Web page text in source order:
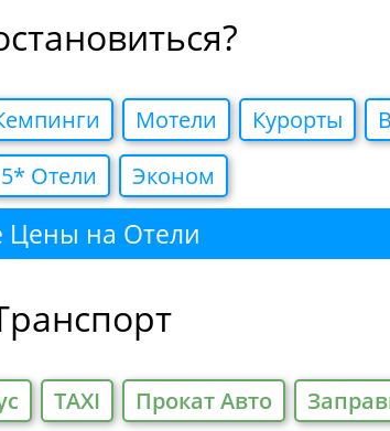
Мотели Курорты
5* Отели Эконом
Цены на Отели
TAXI Прокат Авто